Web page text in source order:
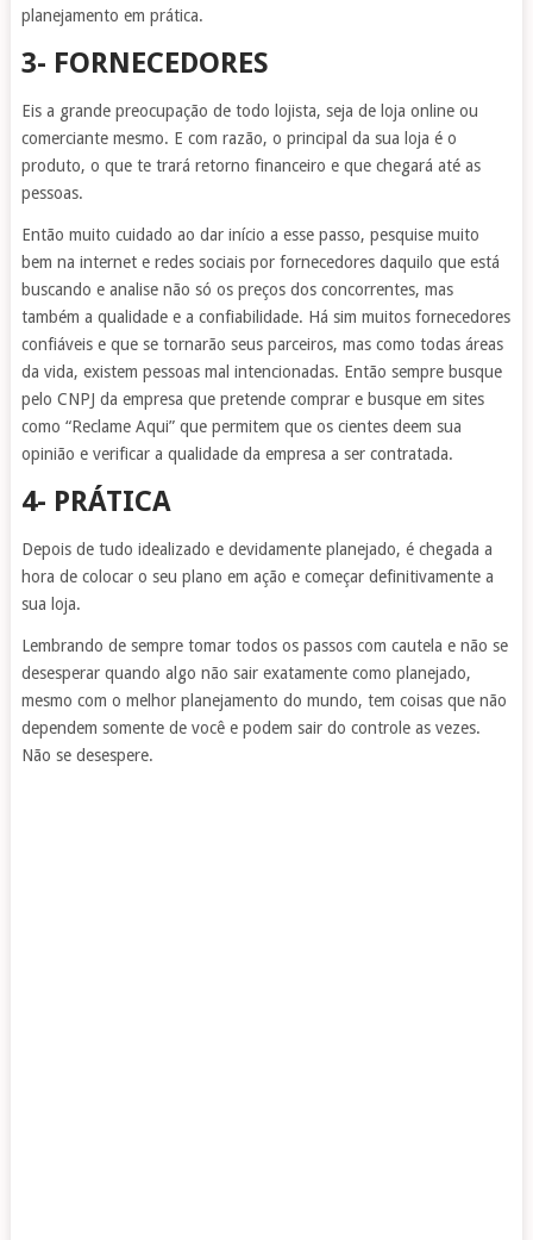
planejamento em prática.
3- FORNECEDORES
Eis a grande preocupação de todo lojista, seja de loja online ou
comerciante mesmo. E com razão, o principal da sua loja é o
produto, o que te trará retorno financeiro e que chegará até as
pessoas.
Então muito cuidado ao dar início a esse passo, pesquise muito
bem na internet e redes sociais por fornecedores daquilo que está
buscando e analise não só os preços dos concorrentes, mas
também a qualidade e a confiabilidade. Há sim muitos fornecedores
confiáveis e que se tornarão seus parceiros, mas como todas áreas
da vida, existem pessoas mal intencionadas. Então sempre busque
pelo CNPJ da empresa que pretende comprar e busque em sites
como “Reclame Aqui” que permitem que os cientes deem sua
opinião e verificar a qualidade da empresa a ser contratada.
4- PRÁTICA
Depois de tudo idealizado e devidamente planejado, é chegada a
hora de colocar o seu plano em ação e começar definitivamente a
sua loja.
Lembrando de sempre tomar todos os passos com cautela e não se
desesperar quando algo não sair exatamente como planejado,
mesmo com o melhor planejamento do mundo, tem coisas que não
dependem somente de você e podem sair do controle as vezes.
Não se desespere.